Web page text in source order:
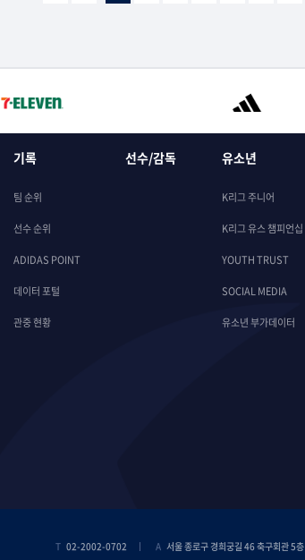
기록
팀 순위
선수 순위
ADIDAS POINT
데이터 포털
관중 현황
선수/감독 유소년
K리그 주니어
K리그 유스 챔피언십
YOUTH TRUST
SOCIAL MEDIA
유소년 부가데이터
T 02-2002-0702 A 서울 종로구 경희궁길 46 축구회관 5층